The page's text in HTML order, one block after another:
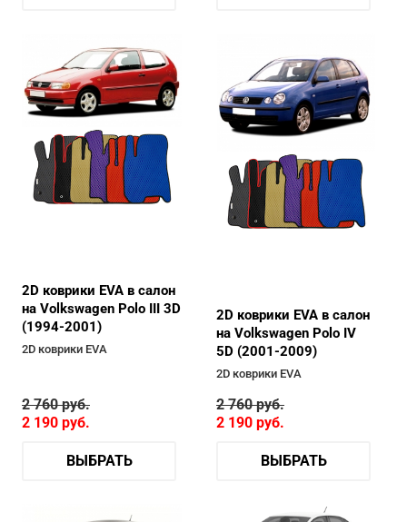
2D коврики EVA в салон
на Volkswagen Polo III 3D
(1994-2001)
2D коврики EVA
2 760руб.
2 190 руб.
ВЫБРАТЬ
2D коврики EVA в салон
на Volkswagen Polo IV
5D (2001-2009)
2D коврики EVA
2 760руб.
2 190 руб.
ВЫБРАТЬ